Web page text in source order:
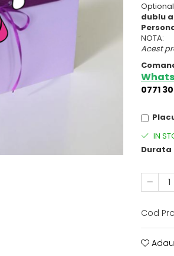
dublu
NOTA:
Acest
0771
IN
Durata
Cod